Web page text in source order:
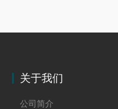
关于我们
公司简介